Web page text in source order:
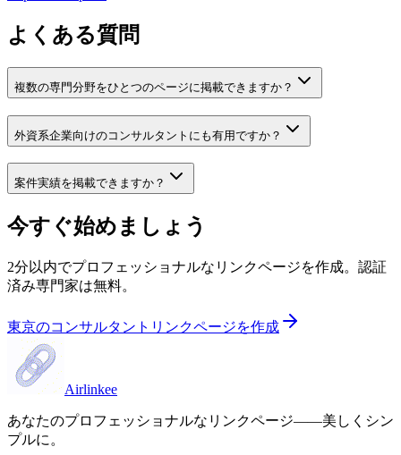
よくある質問
複数の専門分野をひとつのページに掲載できますか？
外資系企業向けのコンサルタントにも有用ですか？
案件実績を掲載できますか？
今すぐ始めましょう
2分以内でプロフェッショナルなリンクページを作成。認証
済み専門家は無料。
東京のコンサルタントリンクページを作成
Airlinkee
あなたのプロフェッショナルなリンクページ——美しくシン
プルに。